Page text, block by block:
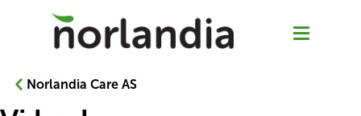
Norlandia Care AS